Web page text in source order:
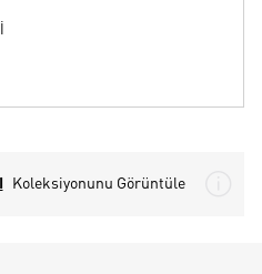
Koleksiyonunu Görüntüle